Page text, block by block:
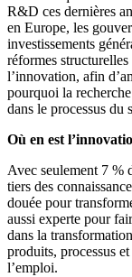
R&D ces dernières
en Europe, les
investissements
réformes structurelles
l’innovation, afin
pourquoi la
dans le processus du
Où en est
Avec seulement 7 %
tiers des
douée pour
aussi experte pour
dans la
produits, processus
l’emploi.